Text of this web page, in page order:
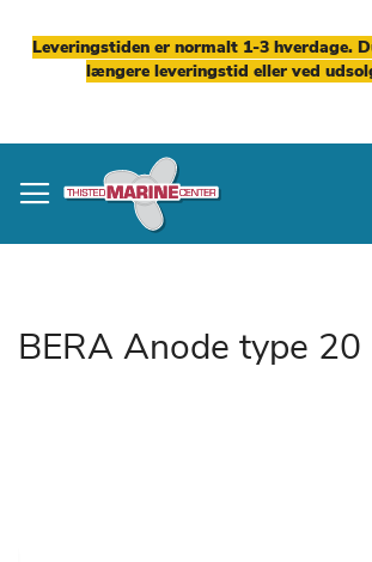
Leveringstiden er normalt 1-3 hverdage.
længere leveringstid eller ved
to
Content
BERA Anode type